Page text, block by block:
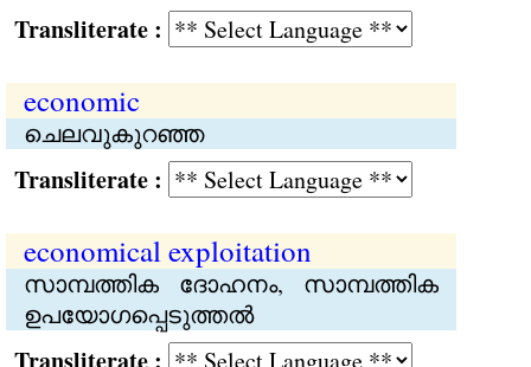
:
economic
ചെലവുകുറഞ്ഞ
:
economical exploitation
സാമ്പത്തിക ദോഹനം, സാമ്പത്തിക
ഉപയോഗപ്പെടുത്തൽ